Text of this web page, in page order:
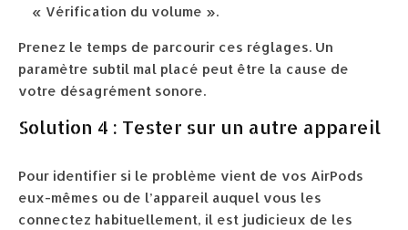
« Vérification du volume ».
Prenez le temps de parcourir ces réglages. Un
paramètre subtil mal placé peut être la cause de
votre désagrément sonore.
Solution 4 : Tester sur un autre appareil
Pour identifier si le problème vient de vos AirPods
eux-mêmes ou de l’appareil auquel vous les
connectez habituellement, il est judicieux de les